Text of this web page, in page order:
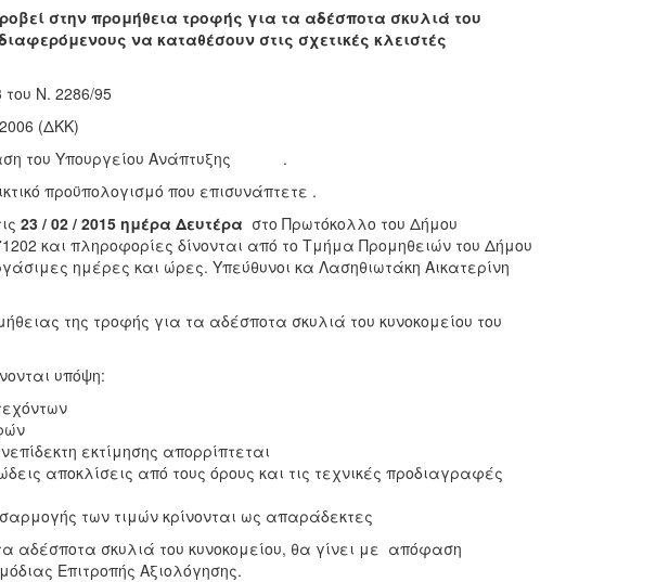
στην προμήθεια τροφής για τα αδέσποτα σκυλιά του
να καταθέσουν στις σχετικές κλειστές
Ν. 2286/95
(ΔΚΚ)
του Υπουργείου Ανάπτυξης .
προϋπολογισμό που επισυνάπτετε .
23 / 02 / 2015 ημέρα Δευτέρα στο Πρωτόκολλο του Δήμου
και πληροφορίες δίνονται από το Τμήμα Προμηθειών του Δήμου
ημέρες και ώρες. Υπεύθυνοι κα Λασηθιωτάκη Αικατερίνη
της τροφής για τα αδέσποτα σκυλιά του κυνοκομείου του
υπόψη:
εκτίμησης απορρίπτεται
αποκλίσεις από τους όρους και τις τεχνικές προδιαγραφές
των τιμών κρίνονται ως απαράδεκτες
αδέσποτα σκυλιά του κυνοκομείου, θα γίνει με απόφαση
Επιτροπής Αξιολόγησης.